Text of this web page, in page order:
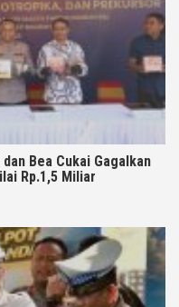
Bea Cukai Gagalkan
Rp.1,5 Miliar